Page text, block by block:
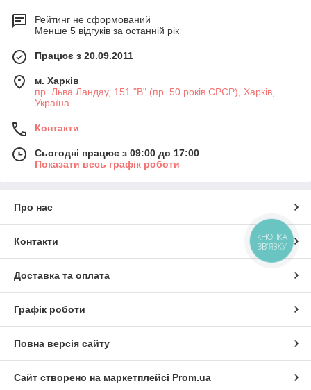
Рейтинг не сформований
Менше 5 відгуків за останній рік
Працює з 20.09.2011
м. Харків
пр. Льва Ландау, 151 "В" (пр. 50 років СРСР), Харків,
Україна
Контакти
Сьогодні працює з 09:00 до 17:00
Показати весь графік роботи
Про нас
Контакти
Доставка та оплата
Графік роботи
Повна версія сайту
Сайт створено на маркетплейсі Prom.ua
КНОПКА
ЗВ'ЯЗКУ